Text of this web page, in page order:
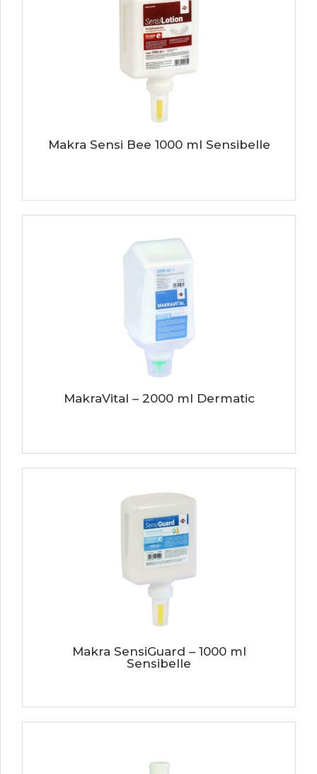
Makra Sensi Bee 1000 ml Sensibelle
MakraVital – 2000 ml Dermatic
Makra SensiGuard – 1000 ml
Sensibelle